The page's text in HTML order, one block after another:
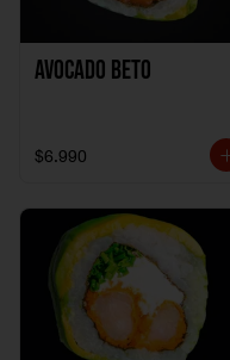
Avocado Beto
$6.990